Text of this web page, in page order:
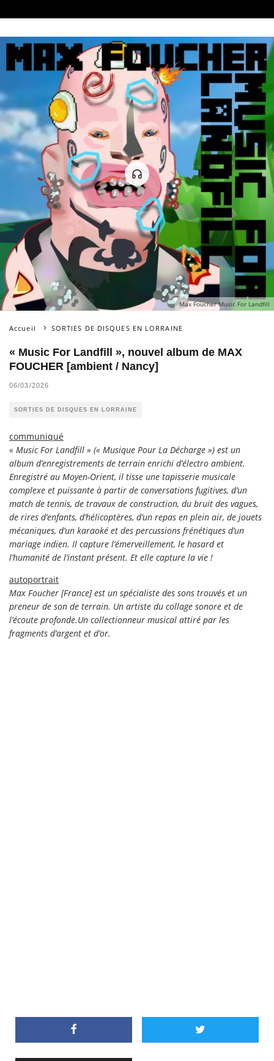
Max Foucher Music For Landfill
Accueil SORTIES DE DISQUES EN LORRAINE
« Music For Landfill », nouvel album de MAX
FOUCHER [ambient / Nancy]
06/03/2026
SORTIES DE DISQUES EN LORRAINE
communiqué
« Music For Landfill » (« Musique Pour La Décharge ») est un
album d’enregistrements de terrain enrichi d’électro ambient.
Enregistré au Moyen-Orient, il tisse une tapisserie musicale
complexe et puissante à partir de conversations fugitives, d’un
match de tennis, de travaux de construction, du bruit des vagues,
de rires d’enfants, d’hélicoptères, d’un repas en plein air, de jouets
mécaniques, d’un karaoké et des percussions frénétiques d’un
mariage indien. Il capture l’émerveillement, le hasard et
l’humanité de l’instant présent. Et elle capture la vie !
autoportrait
Max Foucher [France] est un spécialiste des sons trouvés et un
preneur de son de terrain. Un artiste du collage sonore et de
l’écoute profonde.Un collectionneur musical attiré par les
fragments d’argent et d’or.